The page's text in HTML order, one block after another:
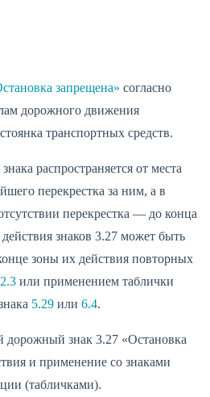
запрещена» согласно
дорожного движения
транспортных средств.
распространяется от места
перекрестка за ним, а в
перекрестка — до конца
знаков 3.27 может быть
зоны их действия повторных
или применением таблички
5.29 или 6.4.
знак 3.27 «Остановка
и применение со знаками
(табличками).